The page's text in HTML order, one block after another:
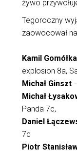
żywo
Tegoroczny
zaowocował
Kamil Gomółka
explosion 8a,
Michał Ginszt
Michał
Panda 7c,
Daniel
7c
Piotr